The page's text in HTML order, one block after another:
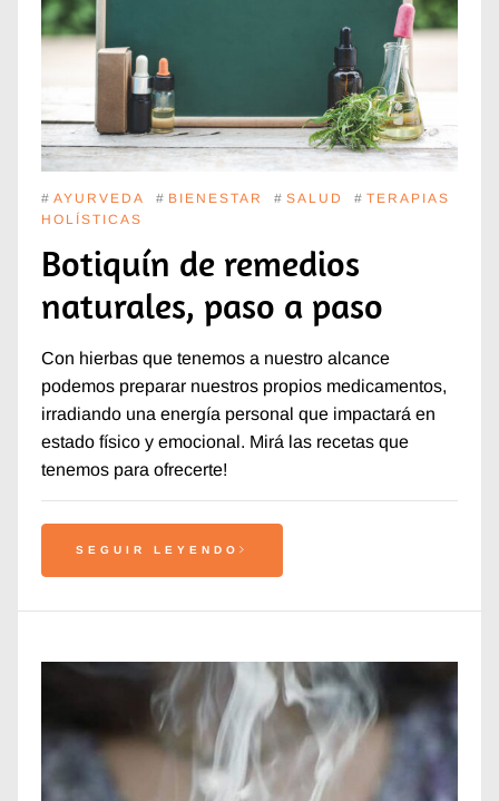
# AYURVEDA # BIENESTAR # SALUD # TERAPIAS
HOLÍSTICAS
Botiquín de remedios
naturales, paso a paso
Con hierbas que tenemos a nuestro alcance
podemos preparar nuestros propios medicamentos,
irradiando una energía personal que impactará en
estado físico y emocional. Mirá las recetas que
tenemos para ofrecerte!
SEGUIR LEYENDO